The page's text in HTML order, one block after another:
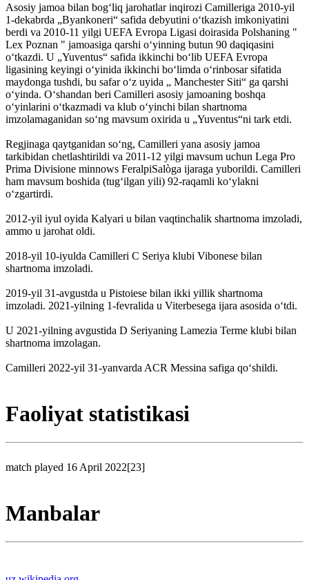
Asosiy jamoa bilan bogʻliq jarohatlar inqirozi Camilleriga 2010-yil
1-dekabrda „Byankoneri“ safida debyutini oʻtkazish imkoniyatini
berdi va 2010-11 yilgi UEFA Evropa Ligasi doirasida Polshaning "
Lex Poznan " jamoasiga qarshi oʻyinning butun 90 daqiqasini
oʻtkazdi. U „Yuventus“ safida ikkinchi boʻlib UEFA Evropa
ligasining keyingi oʻyinida ikkinchi boʻlimda oʻrinbosar sifatida
maydonga tushdi, bu safar oʻz uyida „ Manchester Siti“ ga qarshi
oʻyinda. Oʻshandan beri Camilleri asosiy jamoaning boshqa
oʻyinlarini oʻtkazmadi va klub oʻyinchi bilan shartnoma
imzolamaganidan soʻng mavsum oxirida u „Yuventus“ni tark etdi.
Regjinaga qaytganidan soʻng, Camilleri yana asosiy jamoa
tarkibidan chetlashtirildi va 2011-12 yilgi mavsum uchun Lega Pro
Prima Divisione minnows FeralpiSalòga ijaraga yuborildi. Camilleri
ham mavsum boshida (tugʻilgan yili) 92-raqamli koʻylakni
oʻzgartirdi.
2012-yil iyul oyida Kalyari u bilan vaqtinchalik shartnoma imzoladi,
ammo u jarohat oldi.
2018-yil 10-iyulda Camilleri C Seriya klubi Vibonese bilan
shartnoma imzoladi.
2019-yil 31-avgustda u Pistoiese bilan ikki yillik shartnoma
imzoladi. 2021-yilning 1-fevralida u Viterbesega ijara asosida o‘tdi.
U 2021-yilning avgustida D Seriyaning Lamezia Terme klubi bilan
shartnoma imzolagan.
Camilleri 2022-yil 31-yanvarda ACR Messina safiga qo‘shildi.
Faoliyat statistikasi
match played 16 April 2022[23]
Manbalar